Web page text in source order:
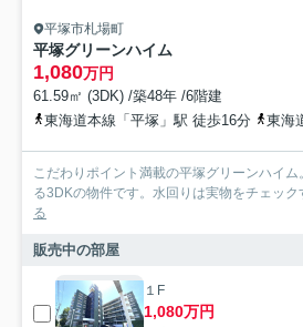
平塚市札場町
平塚グリーンハイム
1,080万円
61.59㎡ (3DK) /築48年 /6階建
東海道本線「平塚」駅 徒歩16分
東海道本線「茅
こだわりポイント満載の平塚グリーンハイ
る3DKの物件です。水回りは実物をチェック
る
販売中の部屋
１F
1,080万円